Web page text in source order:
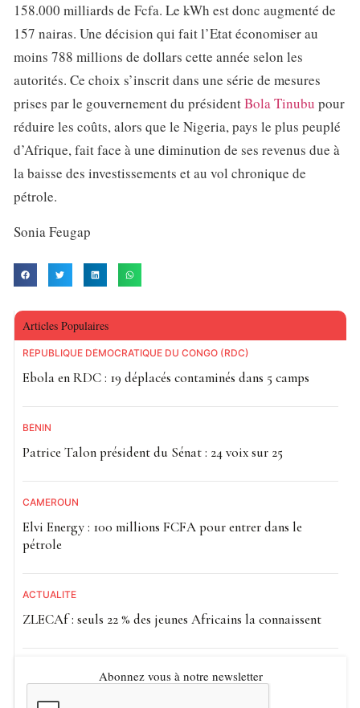
158.000 milliards de Fcfa. Le kWh est donc augmenté de
157 nairas. Une décision qui fait l’Etat économiser au
moins 788 millions de dollars cette année selon les
autorités. Ce choix s’inscrit dans une série de mesures
prises par le gouvernement du présidentBola Tinubu pour
réduire les coûts, alors que le Nigeria, pays le plus peuplé
d’Afrique, fait face à une diminution de ses revenus due à
la baisse des investissements et au vol chronique de
pétrole.
Sonia Feugap
Articles Populaires
RÉPUBLIQUE DÉMOCRATIQUE DU CONGO (RDC)
Ebola en RDC : 19 déplacés contaminés dans 5 camps
BÉNIN
Patrice Talon président du Sénat : 24 voix sur 25
CAMEROUN
Elvi Energy : 100 millions FCFA pour entrer dans le
pétrole
ACTUALITE
ZLECAf : seuls 22 % des jeunes Africains la connaissent
Abonnez vous à notre newsletter